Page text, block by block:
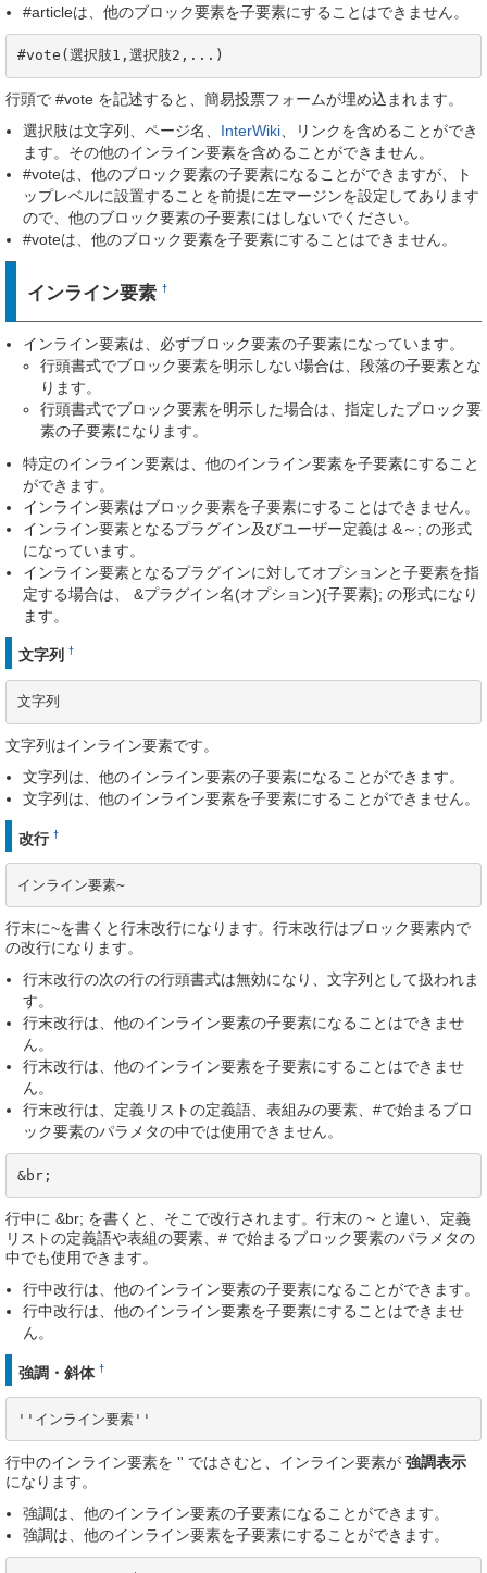
#articleは、他のブロック要素を子要素にすることはできません。
#vote(選択肢1,選択肢2,...)
行頭で #vote を記述すると、簡易投票フォームが埋め込まれます。
選択肢は文字列、ページ名、 InterWiki 、リンクを含めることができ
ます。その他のインライン要素を含めることができません。
#voteは、他のブロック要素の子要素になることができますが、ト
ップレベルに設置することを前提に左マージンを設定してあります
ので、他のブロック要素の子要素にはしないでください。
#voteは、他のブロック要素を子要素にすることはできません。
インライン要素†
インライン要素は、必ずブロック要素の子要素になっています。
行頭書式でブロック要素を明示しない場合は、段落の子要素とな
ります。
行頭書式でブロック要素を明示した場合は、指定したブロック要
素の子要素になります。
特定のインライン要素は、他のインライン要素を子要素にすること
ができます。
インライン要素はブロック要素を子要素にすることはできません。
インライン要素となるプラグイン及びユーザー定義は &～; の形式
になっています。
インライン要素となるプラグインに対してオプションと子要素を指
定する場合は、 &プラグイン名(オプション){子要素}; の形式になり
ます。
文字列 †
文字列
文字列はインライン要素です。
文字列は、他のインライン要素の子要素になることができます。
文字列は、他のインライン要素を子要素にすることができません。
改行 †
インライン要素~
行末に~を書くと行末改行になります。行末改行はブロック要素内で
の改行になります。
行末改行の次の行の行頭書式は無効になり、文字列として扱われま
す。
行末改行は、他のインライン要素の子要素になることはできませ
ん。
行末改行は、他のインライン要素を子要素にすることはできませ
ん。
行末改行は、定義リストの定義語、表組みの要素、#で始まるブロ
ック要素のパラメタの中では使用できません。
&br;
行中に &br; を書くと、そこで改行されます。行末の ~ と違い、定義
リストの定義語や表組の要素、# で始まるブロック要素のパラメタの
中でも使用できます。
行中改行は、他のインライン要素の子要素になることができます。
行中改行は、他のインライン要素を子要素にすることはできませ
ん。
強調・斜体 †
''インライン要素''
行中のインライン要素を '' ではさむと、インライン要素が 強調表示
になります。
強調は、他のインライン要素の子要素になることができます。
強調は、他のインライン要素を子要素にすることができます。